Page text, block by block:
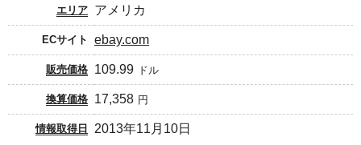
エリア アメリカ
ECサイト ebay.com
販売価格 109.99 ドル
換算価格 17,358 円
情報取得日 2013年11月10日